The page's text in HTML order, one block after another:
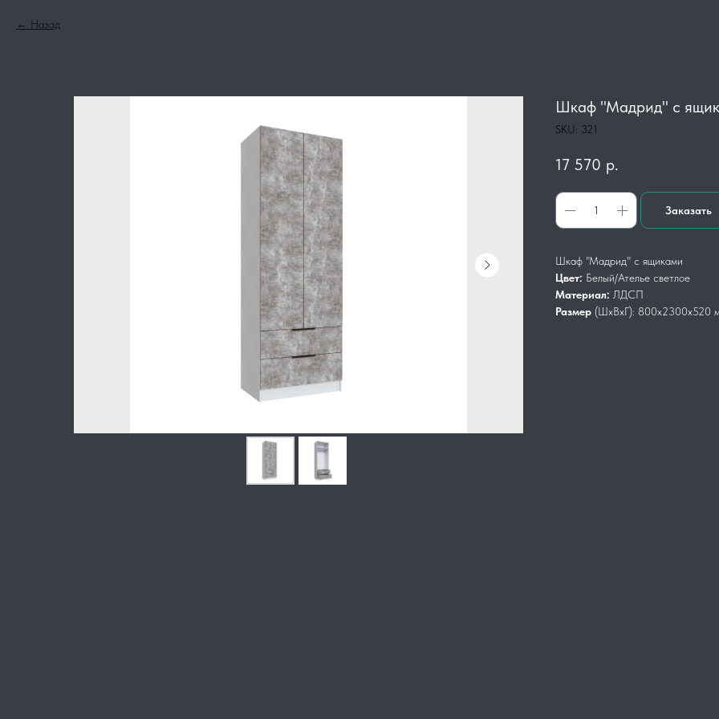
Назад
Шкаф "Мадрид" с
SKU: 321
17 570 р.
Заказать
Шкаф "Мадрид" с ящиками
Цвет: Белый/Ателье светлое
Материал: ЛДСП
Размер (ШхВхГ): 800x2300x520